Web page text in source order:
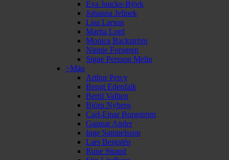
Eva Jancke-Björk
Johanna Jelinek
Lisa Larson
Marita Lord
Monica Backström
Ninnie Forsgren
Signe Persson Melin
>Män
Arthur Percy
Bengt Edenfalk
Bertil Vallien
Björn Nyberg
Carl-Einar Borgström
Gunnar Ander
Inge Samuelsson
Lars Bergstén
Rune Strand